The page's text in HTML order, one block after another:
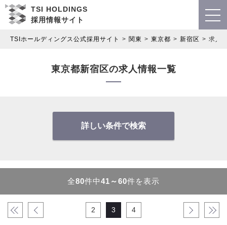
TSI HOLDINGS
採用情報サイト
TSIホールディングス公式採用サイト 関東 東京都 新宿区 求人
東京都新宿区の求人情報一覧
詳しい条件で検索
全80件中41～60件を表示
« ‹ 2 3 4 › »